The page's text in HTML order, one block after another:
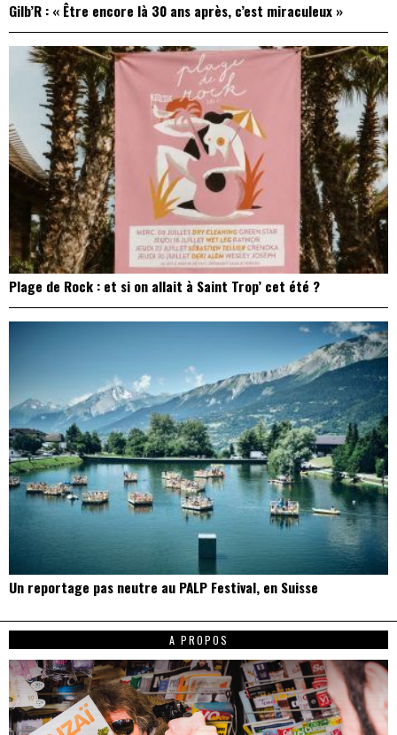
Gilb’R : « Être encore là 30 ans après, c’est miraculeux »
Plage de Rock : et si on allait à Saint Trop’ cet été ?
Un reportage pas neutre au PALP Festival, en Suisse
A PROPOS